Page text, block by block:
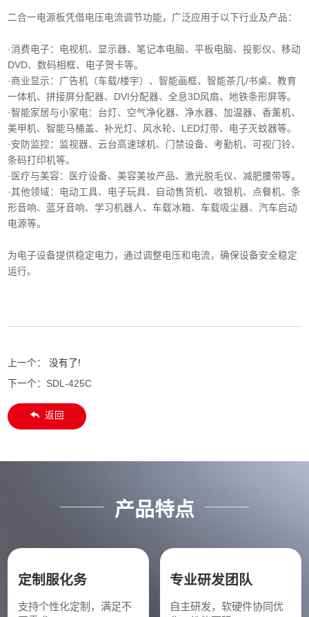
二合一电源板凭借电压电流调节功能，广泛应用于以下行业及产品：
·消费电子‌：电视机、显示器、笔记本电脑、平板电脑、投影仪、移动
DVD、数码相框、电子贺卡等。
·商业显示‌：广告机（车载/楼宇）、智能画框、智能茶几/书桌、教育
一体机、拼接屏分配器、DVI分配器、全息3D风扇、地铁条形屏等。
·智能家居与小家电‌：台灯、空气净化器、净水器、加温器、香薰机、
美甲机、智能马桶盖、补光灯、风水轮、LED灯带、电子灭蚊器等。
‌·安防监控‌：监视器、云台高速球机、门禁设备、考勤机、可视门铃、
条码打印机等。
·医疗与美容‌：医疗设备、美容美妆产品、激光脱毛仪、减肥腰带等。
‌·其他领域‌：电动工具、电子玩具、自动售货机、收银机、点餐机、条
形音响、蓝牙音响、学习机器人、车载冰箱、车载吸尘器、汽车启动
电源等。
为电子设备提供稳定电力，通过调整电压和电流，确保设备安全稳定
运行。
上一个：
没有了!
下一个： SDL-425C
返回
产品特点
定制服化务
支持个性化定制，满足不
专业研发团队
自主研发，软硬件协同优